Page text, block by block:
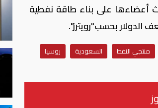
أعضاءها على بناء طاقة نفطية
الدولار بحسب"رويترز".
منتجي النفط السعودية
روسيا